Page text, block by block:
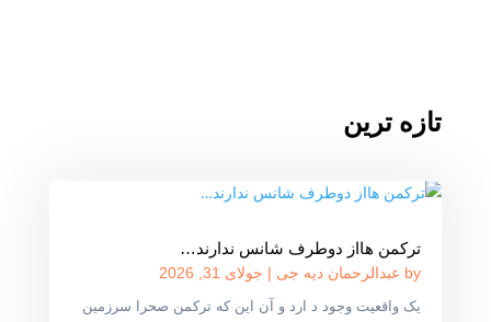
تازه ترین
ترکمن هااز دوطرف شانس ندارند…
by عبدالرحمان دیه جی | جولای 31, 2026
یک واقعیت وجود د ارد و آن این که ترکمن صحرا سرزمین